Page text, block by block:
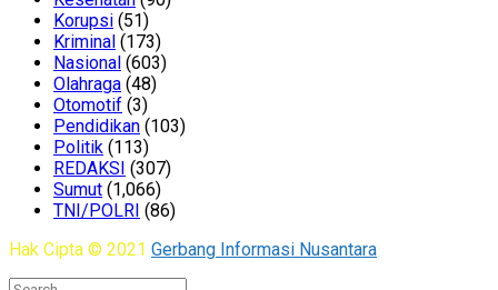
Korupsi (51)
Kriminal (173)
Nasional (603)
Olahraga (48)
Otomotif (3)
Pendidikan (103)
Politik (113)
REDAKSI (307)
Sumut (1,066)
TNI/POLRI (86)
Hak Cipta © 2021 Gerbang Informasi Nusantara